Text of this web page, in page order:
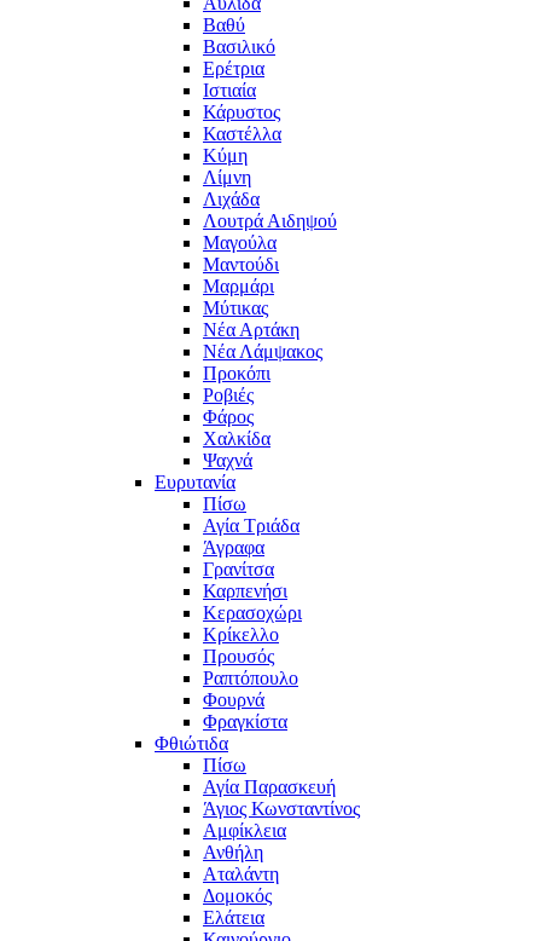
Βαθύ
Βασιλικό
Ερέτρια
Ιστιαία
Κάρυστος
Καστέλλα
Κύμη
Λίμνη
Λιχάδα
Λουτρά Αιδηψού
Μαγούλα
Μαντούδι
Μαρμάρι
Μύτικας
Νέα Αρτάκη
Νέα Λάμψακος
Προκόπι
Ροβιές
Φάρος
Χαλκίδα
Ψαχνά
Ευρυτανία
Πίσω
Αγία Τριάδα
Άγραφα
Γρανίτσα
Καρπενήσι
Κερασοχώρι
Κρίκελλο
Προυσός
Ραπτόπουλο
Φουρνά
Φραγκίστα
Φθιώτιδα
Πίσω
Αγία Παρασκευή
Άγιος Κωνσταντίνος
Αμφίκλεια
Ανθήλη
Αταλάντη
Δομοκός
Ελάτεια